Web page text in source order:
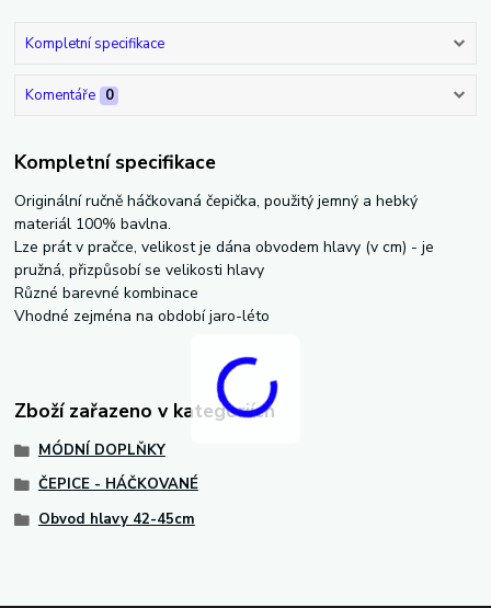
Kompletní specifikace
Komentáře 0
Kompletní specifikace
Originální ručně háčkovaná čepička, použitý jemný a hebký
materiál 100% bavlna.
Lze prát v pračce, velikost je dána obvodem hlavy (v cm) - je
pružná, přizpůsobí se velikosti hlavy
Různé barevné kombinace
Vhodné zejména na období jaro-léto
Zboží zařazeno v kategoriích
MÓDNÍ DOPLŇKY
ČEPICE - HÁČKOVANÉ
Obvod hlavy 42-45cm